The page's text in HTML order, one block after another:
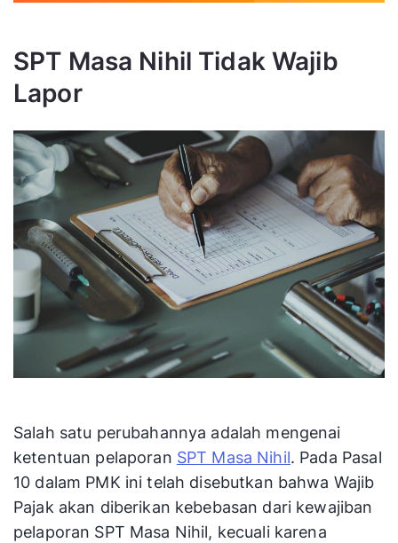
SPT Masa Nihil Tidak Wajib
Lapor
Salah satu perubahannya adalah mengenai
ketentuan pelaporan SPT Masa Nihil. Pada Pasal
10 dalam PMK ini telah disebutkan bahwa Wajib
Pajak akan diberikan kebebasan dari kewajiban
pelaporan SPT Masa Nihil, kecuali karena